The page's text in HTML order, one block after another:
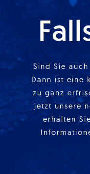
Sind Sie
Dann ist eine
zu ganz
jetzt unsere
erhalten